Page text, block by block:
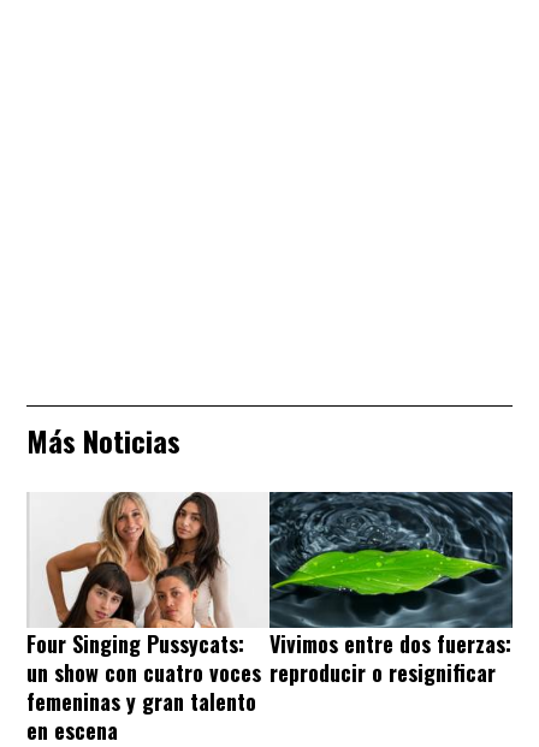
Más Noticias
Four Singing Pussycats:
un show con cuatro voces
femeninas y gran talento
en escena
Vivimos entre dos fuerzas:
reproducir o resignificar